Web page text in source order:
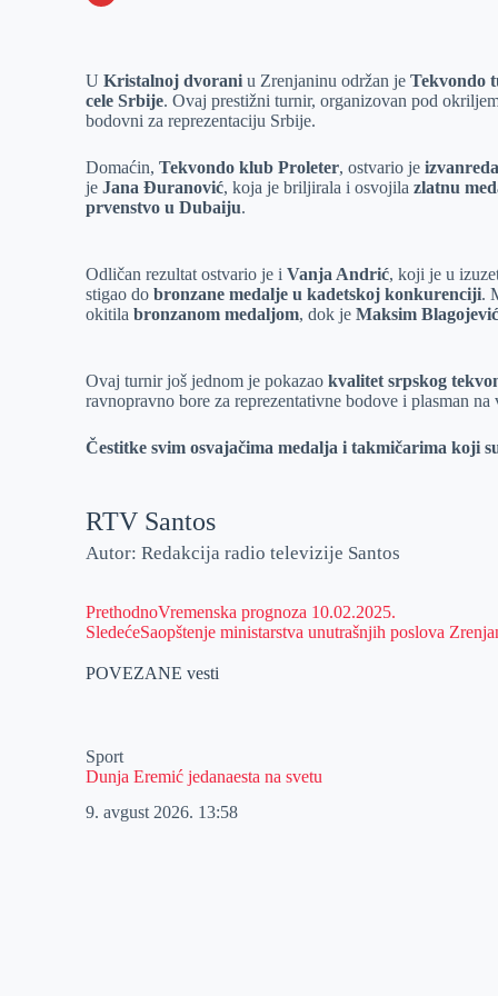
e
r
I
n
s
A
p
a
i
UKristalnoj dvorani u Zrenjaninu održan jeTekvondo
cele Srbije. Ovaj prestižni turnir, organizovan pod
bodovni za reprezentaciju Srbije.
Domaćin,Tekvondo klub Proleter, ostvario je
jeJana Đuranović, koja je briljirala i osvojilazlatnu
prvenstvo u Dubaiju.
Odličan rezultat ostvario je iVanja Andrić, koji je u
stigao dobronzane medalje u kadetskoj konkurenciji.
okitilabronzanom medaljom, dok jeMaksim
Ovaj turnir još jednom je pokazaokvalitet srpskog
ravnopravno bore za reprezentativne bodove i plasman
Čestitke svim osvajačima medalja i takmičarima koji
RTV Santos
Autor: Redakcija radio televizije Santos
PrethodnoVremenska prognoza 10.02.2025.
SledećeSaopštenje ministarstva unutrašnjih poslova
POVEZANE vesti
Sport
Dunja Eremić jedanaesta na svetu
9. avgust 2026. 13:58